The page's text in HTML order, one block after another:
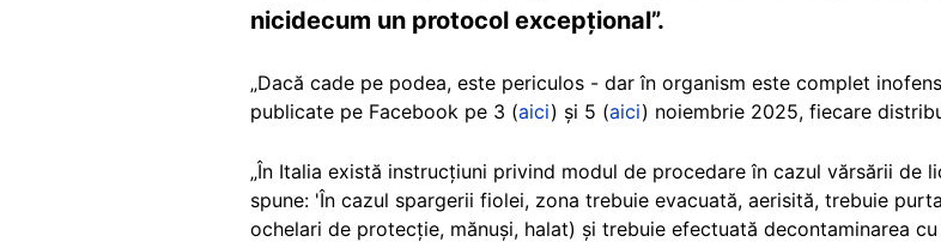
nicidecum un protocol excepțional”.
„Dacă cade pe podea, este periculos - dar în organism este complet
publicate pe Facebook pe 3 (aici) și 5 (aici) noiembrie 2025, fiecare
„În Italia există instrucțiuni privind modul de procedare în cazul vărsării de
spune: 'În cazul spargerii fiolei, zona trebuie evacuată, aerisită, trebuie
ochelari de protecție, mănuși, halat) și trebuie efectuată decontaminarea